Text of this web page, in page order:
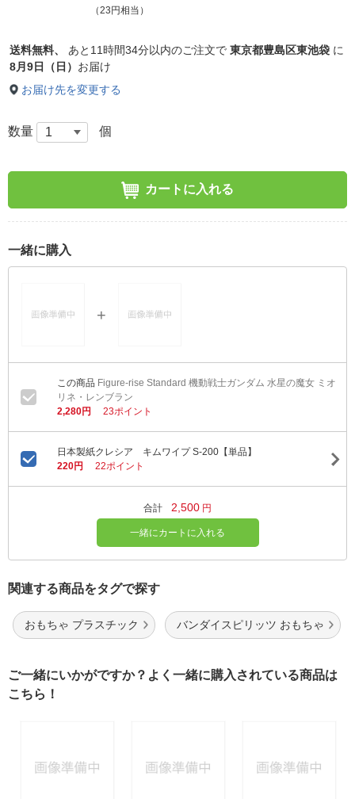
（23円相当）
送料無料、 あと 11時間34分以内のご注文で 東京都豊島区東池袋 に
8月9日（日） お届け
お届け先を変更する
数量 個
カートに入れる
一緒に購入
Figure-rise Standard 機動戦士ガンダム 水星の魔女 ミオ
リネ・レンブラン
2,280円
23ポイント
日本製紙クレシア キムワイプ S-200【単品】
220円
22ポイント
合計 2,500 円
一緒にカートに入れる
関連する商品をタグで探す
おもちゃ プラスチック バンダイスピリッツ おもちゃ
ご一緒にいかがですか？よく一緒に購入されている商品は
こちら！